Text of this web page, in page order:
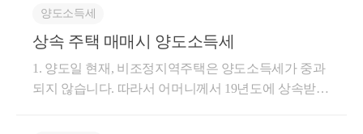
여 기존 주택의 1세대1 주택 양도세 비과세가 가능합
팅을 참고하시면 됩니다. https://blog.naver.com/cta_moon
yh/222437348077?trackingCode=blog_bloghome_searchlist
2-1. 상속받는 주택이 2번에서 설명한 특례상속주택에
속인의 40% 소유지분 상속에 대한 동거주택 상속공제
적용여부 [요약] 피상속인과 며느리가 공동지분으로
소유하는 동거주택의 피상속인의 소유지분을 상속개
시일 현재 피상속인과 동거한 상속인(아들)이 상속받
양도소득세
상속 주택 매매시 양도소득세
1. 양도일 현재, 비조정지역주택은 양도소득세가 중과
되지 않습니다. 따라서 어머니께서 19년도에 상속받은